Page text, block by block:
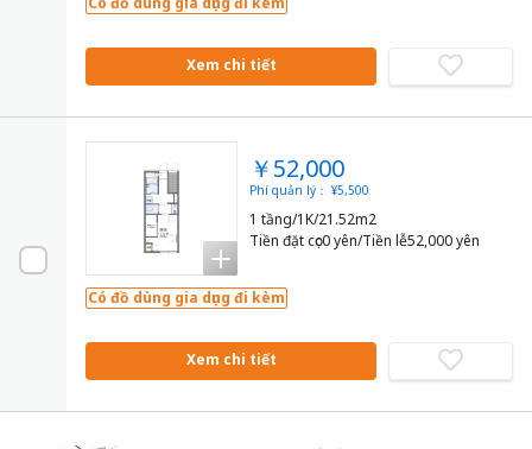
Xem chi tiết
￥52,000
Phí quản lý： ¥5,500
1 tầng/1K/21.52m2
Tiền đặt cọc0 yên/Tiền lễ52,000 yên
Có đồ dùng gia dụng đi kèm
Xem chi tiết